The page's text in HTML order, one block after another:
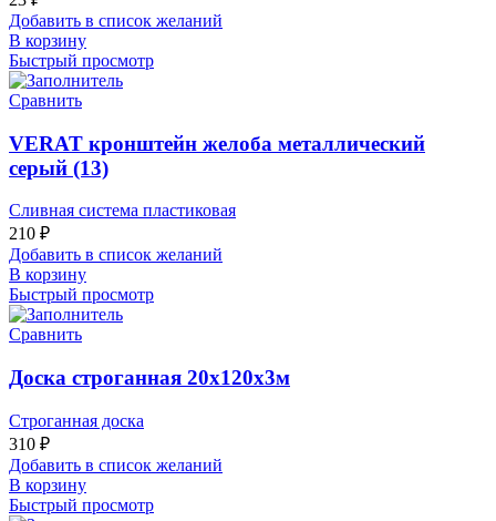
Добавить в список желаний
В корзину
Быстрый просмотр
Сравнить
VERAT кронштейн желоба металлический
серый (13)
Сливная система пластиковая
210 ₽
Добавить в список желаний
В корзину
Быстрый просмотр
Сравнить
Доска строганная 20х120х3м
Строганная доска
310 ₽
Добавить в список желаний
В корзину
Быстрый просмотр